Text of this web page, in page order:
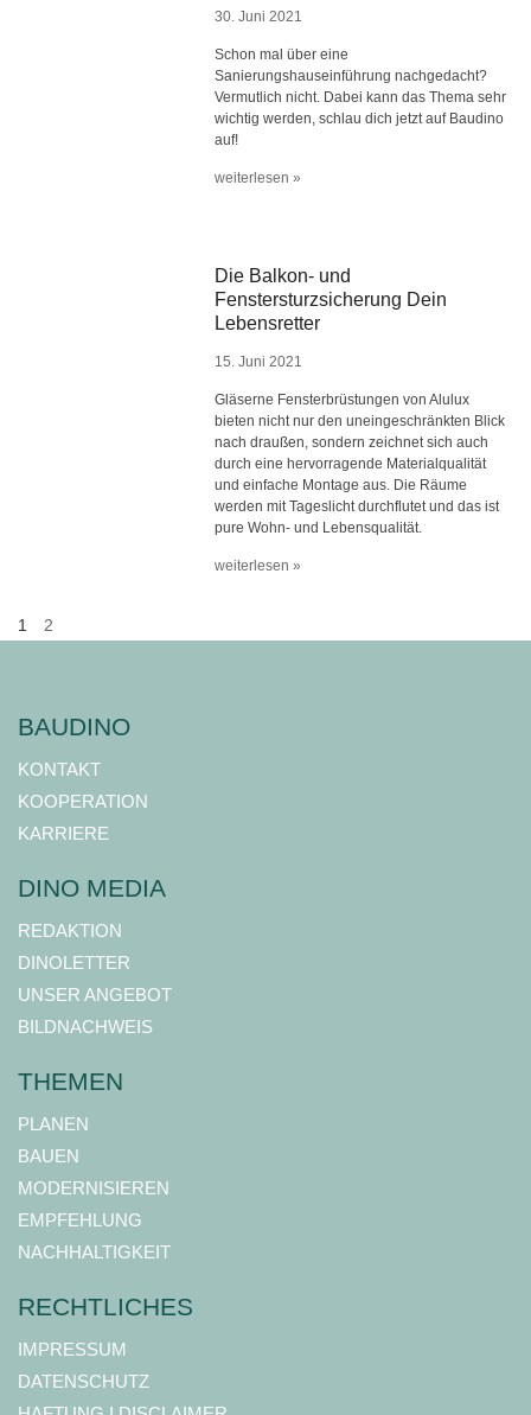
30. Juni 2021
Schon mal über eine
Sanierungshauseinführung nachgedacht?
Vermutlich nicht. Dabei kann das Thema sehr
wichtig werden, schlau dich jetzt auf Baudino
auf!
weiterlesen »
Die Balkon- und
Fenstersturzsicherung Dein
Lebensretter
15. Juni 2021
Gläserne Fensterbrüstungen von Alulux
bieten nicht nur den uneingeschränkten Blick
nach draußen, sondern zeichnet sich auch
durch eine hervorragende Materialqualität
und einfache Montage aus. Die Räume
werden mit Tageslicht durchflutet und das ist
pure Wohn- und Lebensqualität.
weiterlesen »
1 2
BAUDINO
KONTAKT
KOOPERATION
KARRIERE
DINO MEDIA
REDAKTION
DINOLETTER
UNSER ANGEBOT
BILDNACHWEIS
THEMEN
PLANEN
BAUEN
MODERNISIEREN
EMPFEHLUNG
NACHHALTIGKEIT
RECHTLICHES
IMPRESSUM
DATENSCHUTZ